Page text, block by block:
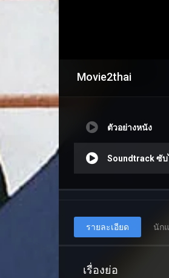
Movie2thai
ตัวอย่างหนัง
Soundtrack ซับ
รายละเอียด นัก
เรื่องย่อ